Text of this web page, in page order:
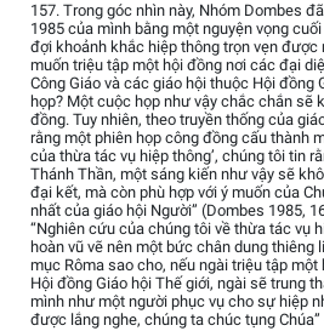
157. Trong góc nhìn này, Nhóm Dombes
1985 của mình bằng một nguyện vọng
đợi khoảnh khắc hiệp thông trọn vẹn
muốn triệu tập một hội đồng nơi các đại
Công Giáo và các giáo hội thuộc Hội đồng
họp? Một cuộc họp như vậy chắc chắn sẽ
đồng. Tuy nhiên, theo truyền thống của
rằng một phiên họp công đồng cấu thành
của thừa tác vụ hiệp thông’, chúng tôi tin
Thánh Thần, một sáng kiến như vậy sẽ
đại kết, mà còn phù hợp với ý muốn của
nhất của giáo hội Người” (Dombes 1985,
“Nghiên cứu của chúng tôi về thừa tác vụ
hoàn vũ vẽ nên một bức chân dung thiêng
mục Rôma sao cho, nếu ngài triệu tập
Hội đồng Giáo hội Thế giới, ngài sẽ trung
mình như một người phục vụ cho sự hiệp
được lắng nghe, chúng ta chúc tụng Chúa”